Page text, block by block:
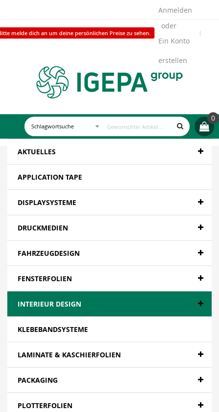
melde dich an um deine persönlichen Preise zu sehen.
Anmelden
Ein Konto
erstellen
0
AKTUELLES
APPLICATION TAPE
DISPLAYSYSTEME
DRUCKMEDIEN
FAHRZEUGDESIGN
FENSTERFOLIEN
INTERIEUR DESIGN
KLEBEBANDSYSTEME
LAMINATE & KASCHIERFOLIEN
PACKAGING
PLOTTERFOLIEN